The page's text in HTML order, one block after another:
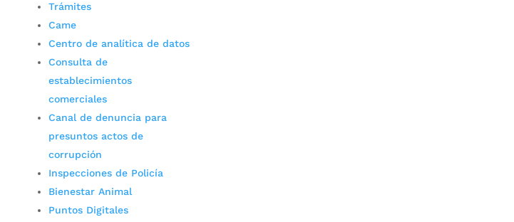
Trámites
Came
Centro de analítica de datos
Consulta de
establecimientos
comerciales
Canal de denuncia para
presuntos actos de
corrupción
Inspecciones de Policía
Bienestar Animal
Puntos Digitales